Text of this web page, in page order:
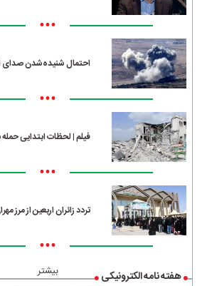
•••
احتمال شنیده‌شدن صدای
•••
فیلم | لحظات ابتدایی
•••
تردد زائران اربعین از مرز
•••
بیشتر هفته نامه الکترونیکی